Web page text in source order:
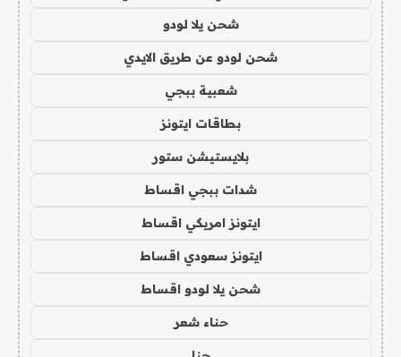
شحن يلا لودو
شحن لودو عن طريق الايدي
شعبية ببجي
بطاقات ايتونز
بلايستيشن ستور
شدات ببجي اقساط
ايتونز امريكي اقساط
ايتونز سعودي اقساط
شحن يلا لودو اقساط
حناء شعر